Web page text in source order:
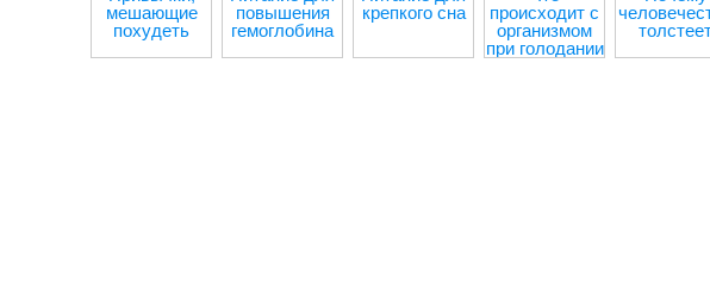
мешающие
похудеть
повышения
гемоглобина
крепкого сна
происходит с
организмом
при голодании